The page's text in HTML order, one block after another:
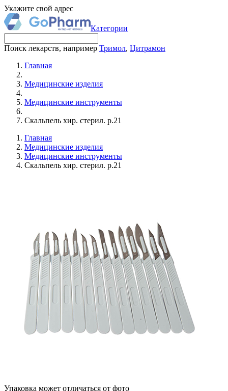
Укажите свой адрес
Категории
Поиск лекарств, например Тримол, Цитрамон
Главная
Медицинские изделия
Медицинские инструменты
Скальпель хир. стерил. р.21
Главная
Медицинские изделия
Медицинские инструменты
Скальпель хир. стерил. р.21
Упаковка может отличаться от фото